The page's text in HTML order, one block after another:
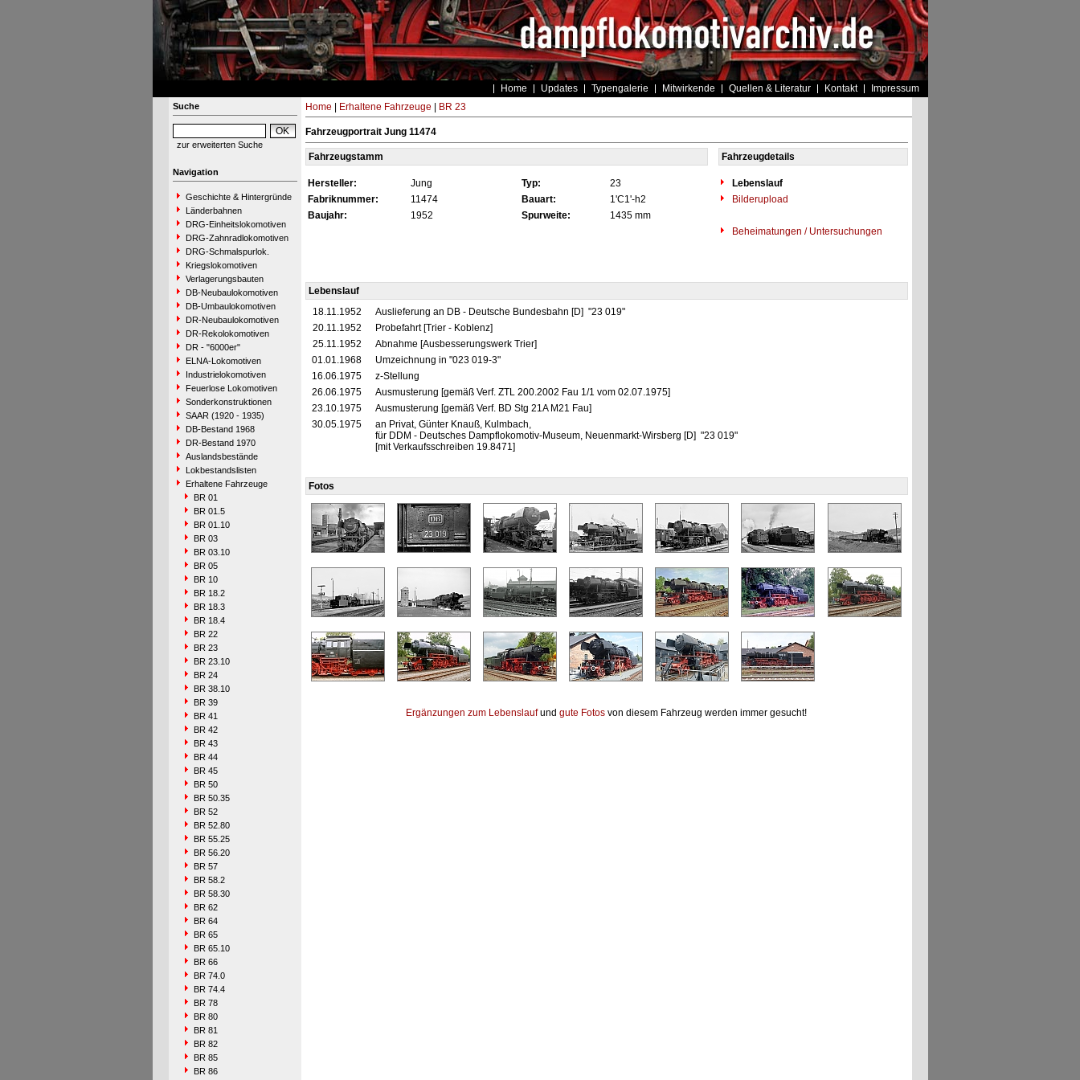
Home Updates Typengalerie Mitwirkende Quellen & Literatur Kontakt Impressum
Suche
zur erweiterten Suche
Navigation
Geschichte & Hintergründe
Länderbahnen
DRG-Einheitslokomotiven
DRG-Zahnradlokomotiven
DRG-Schmalspurlok.
Kriegslokomotiven
Verlagerungsbauten
DB-Neubaulokomotiven
DB-Umbaulokomotiven
DR-Neubaulokomotiven
DR-Rekolokomotiven
DR - "6000er"
ELNA-Lokomotiven
Industrielokomotiven
Feuerlose Lokomotiven
Sonderkonstruktionen
SAAR (1920 - 1935)
DB-Bestand 1968
DR-Bestand 1970
Auslandsbestände
Lokbestandslisten
Erhaltene Fahrzeuge
BR 01
BR 01.5
BR 01.10
BR 03
BR 03.10
BR 05
BR 10
BR 18.2
BR 18.3
BR 18.4
BR 22
BR 23
BR 23.10
BR 24
BR 38.10
BR 39
BR 41
BR 42
BR 43
BR 44
BR 45
BR 50
BR 50.35
BR 52
BR 52.80
BR 55.25
BR 56.20
BR 57
BR 58.2
BR 58.30
BR 62
BR 64
BR 65
BR 65.10
BR 66
BR 74.0
BR 74.4
BR 78
BR 80
BR 81
BR 82
BR 85
BR 86
Home Erhaltene Fahrzeuge BR 23
Fahrzeugportrait Jung 11474
Fahrzeugstamm Fahrzeugdetails
Hersteller: Jung Typ: 23
Lebenslauf
Fabriknummer:
11474 Bauart: 1'C1'-h2
Bilderupload
Baujahr:
1952 Spurweite:
1435 mm
Beheimatungen / Untersuchungen
Lebenslauf
18.11.1952
Auslieferung an DB - Deutsche Bundesbahn [D] "23 019"
20.11.1952
Probefahrt [Trier - Koblenz]
25.11.1952
Abnahme [Ausbesserungswerk Trier]
01.01.1968
Umzeichnung in "023 019-3"
16.06.1975
z-Stellung
26.06.1975
Ausmusterung [gemäß Verf. ZTL 200.2002 Fau 1/1 vom 02.07.1975]
23.10.1975
Ausmusterung [gemäß Verf. BD Stg 21A M21 Fau]
30.05.1975
an Privat, Günter Knauß, Kulmbach,
für DDM - Deutsches Dampflokomotiv-Museum, Neuenmarkt-Wirsberg [D] "23 019"
[mit Verkaufsschreiben 19.8471]
Fotos
Ergänzungen zum Lebenslaufund gute Fotos von diesem Fahrzeug werden immer gesucht!